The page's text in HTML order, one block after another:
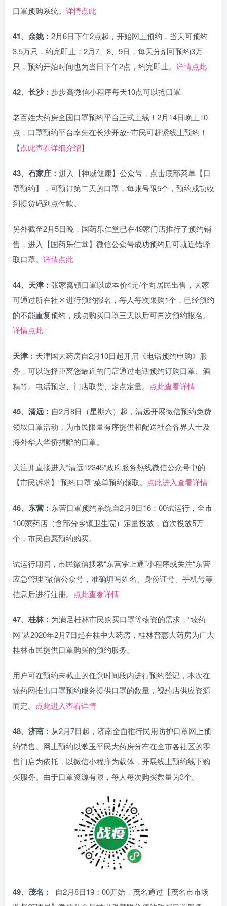
口罩预购系统。 详情点此
41、余姚： 2月6日下午2点起，开始网上预约，当天可预约
3.5万只，约完即止；2月7、8、9日，每天分别可预约3万
只，预约开始时间也为当日下午2点，约完即止。 详情点此
42、长沙： 步步高微信小程序每天10点可以抢口罩
老百姓大药房全国口罩预约平台正式上线！2月14日晚上10
点，口罩预约平台率先在长沙开放~市民可赶紧线上预约！
【点此查看详细介绍】
43、石家庄： 进入【神威健康】公众号，点击底部菜单【口
罩预约】，可预订第二天的口罩，每账号限5个，预约成功收
到提货码到点付款。
另外截至2月5日晚，国药乐仁堂已在49家门店推行了预约销
售，进入【国药乐仁堂】微信公众号成功预约后可就近错峰
取口罩。 详情点此
44、天津： 张家窝镇口罩以成本价4元/个向居民出售，大家
可通过所在社区进行预约报名，每人每次限购1个，已经预约
的不能重复预约，成功购买口罩三天以后可再次预约报名。
详情点此
天津： 天津国大药房自2月10日起开启《电话预约申购》服
务，可以选择距离您最近的门店通过电话预约订购口罩、酒
精等。电话预定、门店取货、定点定量。 点此查看详情
45、清远： 自2月8日（星期六）起，清远开展微信预约免费
领取口罩活动，为市民限量有序提供和配送社会各界人士及
海外华人华侨捐赠的口罩。
关注并直接进入“清远12345”政府服务热线微信公众号中的
【市民诉求】“预约口罩”菜单预约领取。 点此进入查看详情
46、东营： 东营口罩预约系统自2月8日16：00试运行，全市
100家药店（含部分乡镇卫生院）定量投放，首次投放5万
个，市民自愿预约购买。
试运行期间，市民微信搜索“东营掌上通”小程序或关注“东营
应急管理”微信公众号，准确填写姓名、身份证号、手机号等
信息后进行注册。 点此查看详情
47、桂林： 为满足桂林市民购买口罩等物资的需求，“臻药
网”从2020年2月7日起在桂中大药房，桂林普惠大药房为广大
桂林市民提供口罩购买的预约服务。
用户可在预约未截止的任意时间段内进行预约登记，本次在
臻药网推出口罩预约服务提供口罩的数量，视药店供应资源
而定。 点此进入查看详情
48、济南： 从2月7日起，济南全面推行民用防护口罩网上预
约销售。网上预约以漱玉平民大药房分布在全市各社区的零
售门店为依托，以微信小程序为载体，开展线上预约线下购
买服务。由于口罩资源有限，每人每次购买数量为3个。
49、茂名：
自2月8日19：00开始，茂名通过【茂名市市场